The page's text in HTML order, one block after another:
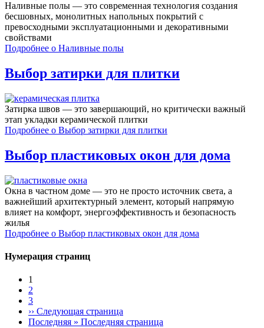
Наливные полы — это современная технология создания
бесшовных, монолитных напольных покрытий с
превосходными эксплуатационными и декоративными
свойствами
Подробнее о Наливные полы
Выбор затирки для плитки
Затирка швов — это завершающий, но критически важный
этап укладки керамической плитки
Подробнее о Выбор затирки для плитки
Выбор пластиковых окон для дома
Окна в частном доме — это не просто источник света, а
важнейший архитектурный элемент, который напрямую
влияет на комфорт, энергоэффективность и безопасность
жилья
Подробнее о Выбор пластиковых окон для дома
Нумерация страниц
1
2
3
›› Следующая страница
Последняя » Последняя страница